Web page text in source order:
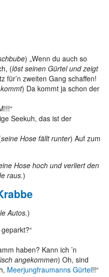
) „Wenn du auch so
(löst seinen Gürtel und zeigt
für’n zweiten Gang schaffen!
) Da kommt ja schon der
Seekuh, das ist der
seine Hose fällt runter) Auf zum
Hose hoch und verliert den
raus.)
Autos.)
haben? Kann ich ’n
angekommen) Oh, sind
Meerjungfraumanns Gürtel!!“